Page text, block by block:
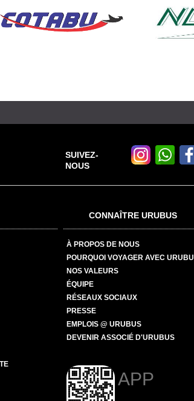
SUIVEZ-
NOUS
CONNAÎTRE URUBUS
À PROPOS DE NOUS
POURQUOI VOYAGER AVEC
NOS VALEURS
ÉQUIPE
RÉSEAUX SOCIAUX
PRESSE
EMPLOIS @ URUBUS
DEVENIR ASSOCIÉ D'URUBUS
APP